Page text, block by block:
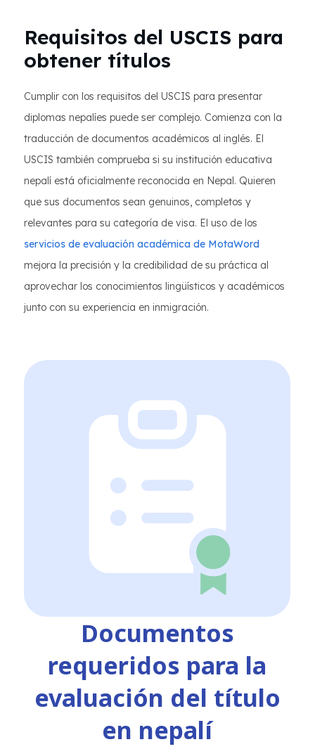
Requisitos del USCIS para
obtener títulos
Cumplir con los requisitos del USCIS para presentar
diplomas nepalíes puede ser complejo. Comienza con la
traducción de documentos académicos al inglés. El
USCIS también comprueba si su institución educativa
nepalí está oficialmente reconocida en Nepal. Quieren
que sus documentos sean genuinos, completos y
relevantes para su categoría de visa. El uso de los
servicios de evaluación académica de MotaWord
mejora la precisión y la credibilidad de su práctica al
aprovechar los conocimientos lingüísticos y académicos
junto con su experiencia en inmigración.
Documentos
requeridos para la
evaluación del título
en nepalí